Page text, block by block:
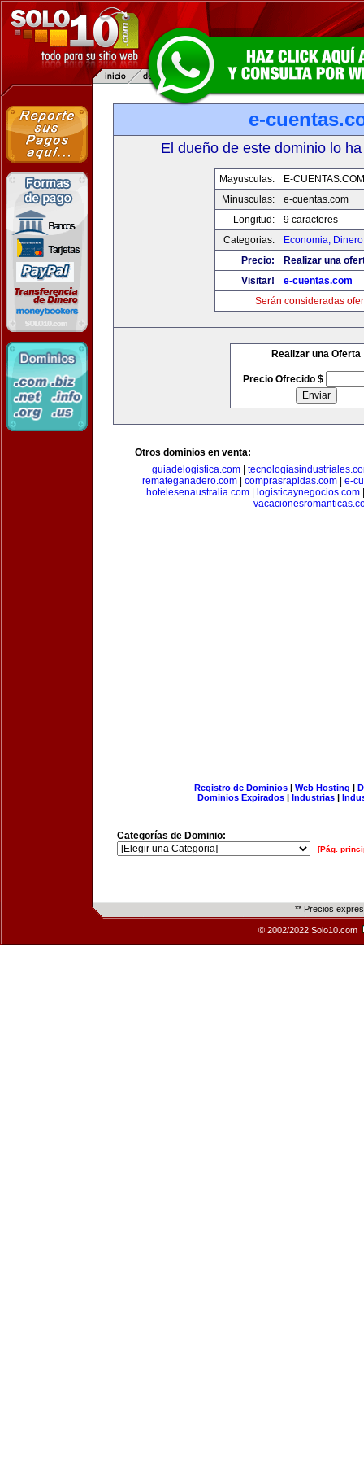
e-
El dueño de este dominio lo
Mayusculas:
E-CUENTAS.COM
Minusculas:
e-cuentas.com
Longitud:
9 caracteres
Categorias:
Economia,
Precio:
Realizar una
Visitar!
e-cuentas.com
Serán consideradas
Realizar una Oferta
Precio Ofrecido $
Otros dominios en venta:
guiadelogistica.com|
remateganadero.com
comprasrapidas.com
e-
hotelesenaustralia.com| logisticaynegocios.com
Registro de Dominios| Web Hosting |
Dominios Expirados | Industrias |
Categorías de Dominio:
[Pág.
** Precios
© 2002/2022 Solo10.com